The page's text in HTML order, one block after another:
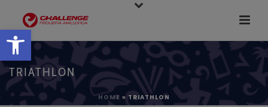
Abrir barra de herramientas
TRIATHLON
HOME » TRIATHLON